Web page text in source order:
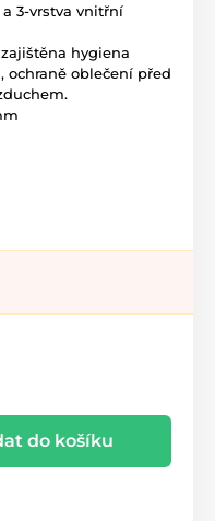
3-vrstva vnitřní
hygiena
ochraně oblečení před
do košíku